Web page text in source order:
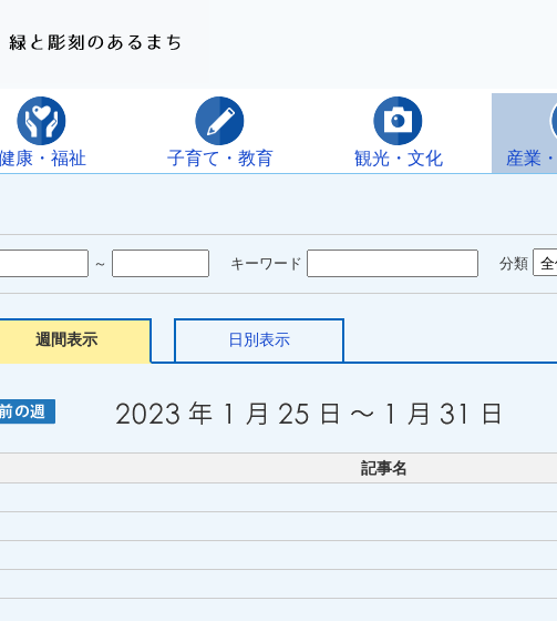
康・福祉 子育て・教育 観光・文化 産業
～ キーワード 分類
週間表示 日別表示
記事名